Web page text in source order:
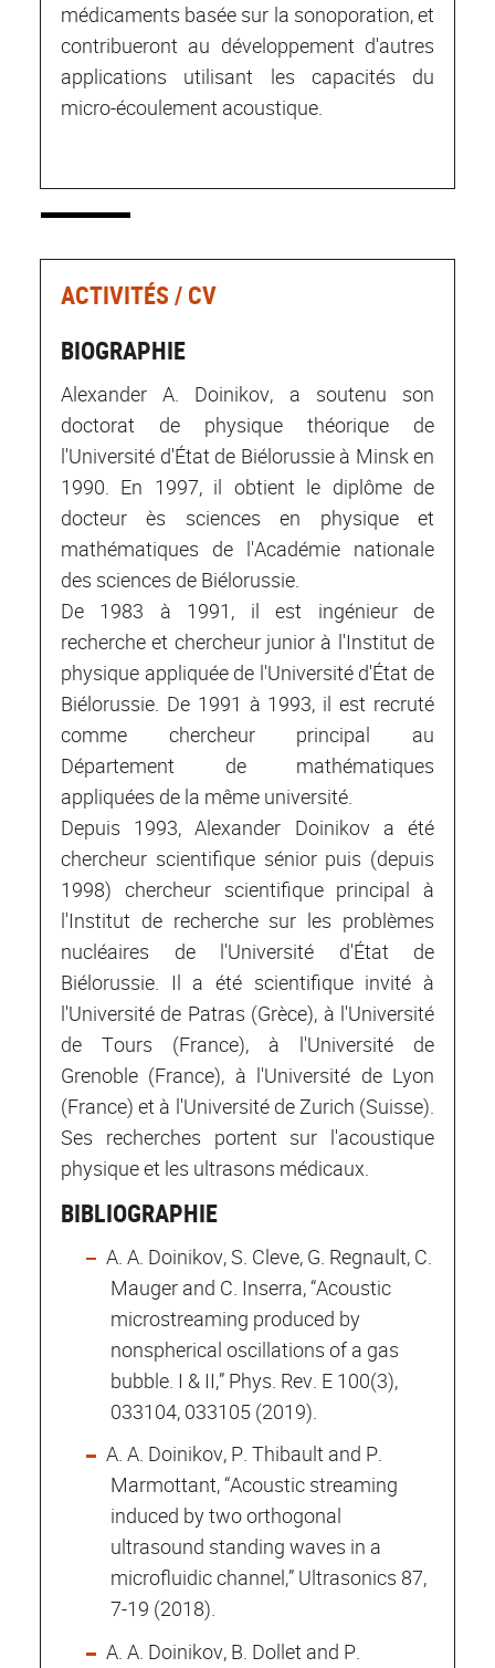
médicaments basée sur la sonoporation, et
contribueront au développement d'autres
applications utilisant les capacités du
micro-écoulement acoustique.
ACTIVITÉS / CV
BIOGRAPHIE
Alexander A. Doinikov, a soutenu son
doctorat de physique théorique de
l'Université d'État de Biélorussie à Minsk en
1990. En 1997, il obtient le diplôme de
docteur ès sciences en physique et
mathématiques de l'Académie nationale
des sciences de Biélorussie.
De 1983 à 1991, il est ingénieur de
recherche et chercheur junior à l'Institut de
physique appliquée de l'Université d'État de
Biélorussie. De 1991 à 1993, il est recruté
comme chercheur principal au
Département de mathématiques
appliquées de la même université.
Depuis 1993, Alexander Doinikov a été
chercheur scientifique sénior puis (depuis
1998) chercheur scientifique principal à
l'Institut de recherche sur les problèmes
nucléaires de l'Université d'État de
Biélorussie. Il a été scientifique invité à
l'Université de Patras (Grèce), à l'Université
de Tours (France), à l'Université de
Grenoble (France), à l'Université de Lyon
(France) et à l'Université de Zurich (Suisse).
Ses recherches portent sur l'acoustique
physique et les ultrasons médicaux.
BIBLIOGRAPHIE
A. A. Doinikov, S. Cleve, G. Regnault, C.
Mauger and C. Inserra, “Acoustic
microstreaming produced by
nonspherical oscillations of a gas
bubble. I & II,” Phys. Rev. E 100(3),
033104, 033105 (2019).
A. A. Doinikov, P. Thibault and P.
Marmottant, “Acoustic streaming
induced by two orthogonal
ultrasound standing waves in a
microfluidic channel,” Ultrasonics 87,
7-19 (2018).
A. A. Doinikov, B. Dollet and P.